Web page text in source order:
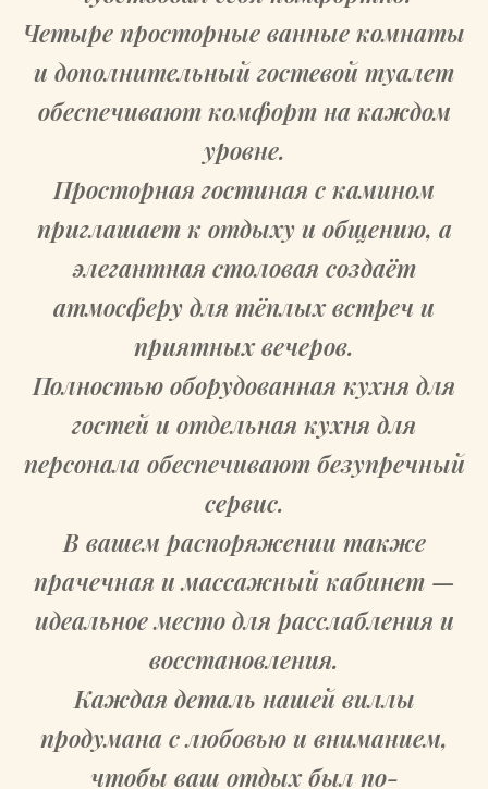
Четыре просторные ванные комнаты
и дополнительный гостевой туалет
обеспечивают комфорт на каждом
уровне.
Просторная гостиная с камином
приглашает к отдыху и общению, а
элегантная столовая создаёт
атмосферу для тёплых встреч и
приятных вечеров.
Полностью оборудованная кухня для
гостей и отдельная кухня для
персонала обеспечивают безупречный
сервис.
В вашем распоряжении также
прачечная и массажный кабинет —
идеальное место для расслабления и
восстановления.
Каждая деталь нашей виллы
продумана с любовью и вниманием,
чтобы ваш отдых был по-